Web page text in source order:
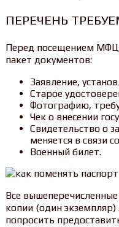
ПЕРЕЧЕНЬ
Перед посещением МФЦ
пакет документов:
Заявление,
Старое
Фотографию,
Чек о внесении
Свидетельство о
меняется в связи
Военный билет.
Все
копии (один экземпляр)
попросить